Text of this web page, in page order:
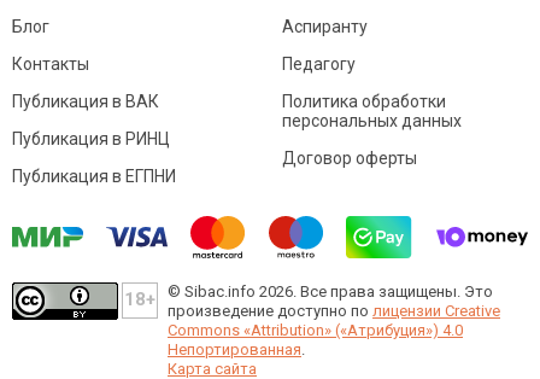
Блог
Контакты
Аспиранту
Педагогу
Публикация в ВАК
Публикация в РИНЦ
Публикация в ЕГПНИ
Политика обработки
персональных данных
Договор оферты
© Sibac.info 2026. Все права защищены. Это
произведение доступно по лицензии Creative
Commons «Attribution» («Атрибуция») 4.0
Непортированная
Карта сайта